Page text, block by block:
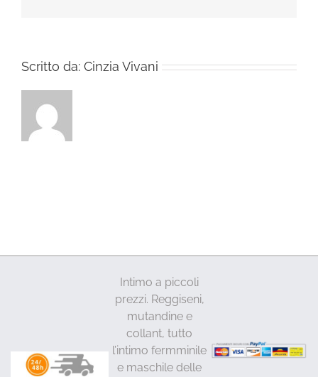
Scritto da: Cinzia Vivani
Intimo a piccoli
prezzi. Reggiseni,
mutandine e
collant, tutto
l’intimo fermminile
e maschile delle